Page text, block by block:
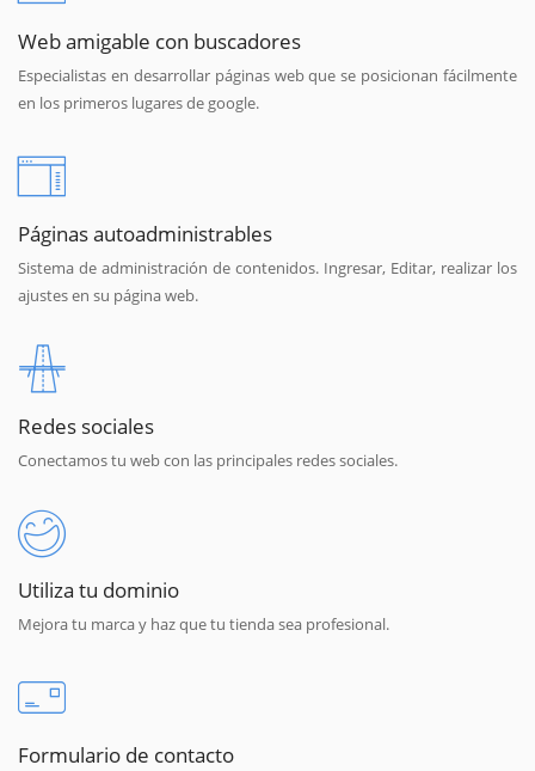
Web amigable con buscadores
Especialistas en desarrollar páginas web que se posicionan fácilmente
en los primeros lugares de google.
Páginas autoadministrables
Sistema de administración de contenidos. Ingresar, Editar, realizar los
ajustes en su página web.
Redes sociales
Conectamos tu web con las principales redes sociales.
Utiliza tu dominio
Mejora tu marca y haz que tu tienda sea profesional.
Formulario de contacto